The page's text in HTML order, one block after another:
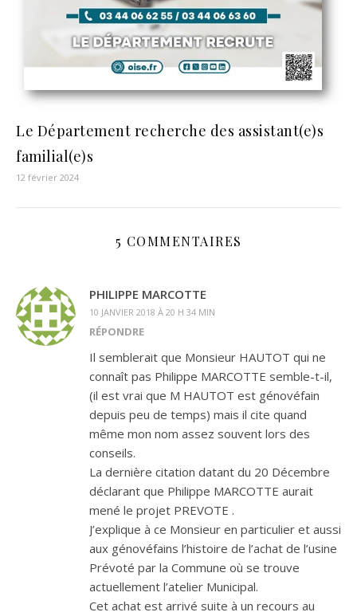
Le Département recherche des assistant(e)s
familial(e)s
12 février 2024
5 COMMENTAIRES
PHILIPPE MARCOTTE
10 JANVIER 2018 À 20 H 34 MIN
RÉPONDRE
Il semblerait que Monsieur HAUTOT qui ne
connaît pas Philippe MARCOTTE semble-t-il,
(il est vrai que M HAUTOT est génovéfain
depuis peu de temps) mais il cite quand
même mon nom assez souvent lors des
conseils.
La dernière citation datant du 20 Décembre
déclarant que Philippe MARCOTTE aurait
mené le projet PREVOTE .
J’explique à ce Monsieur en particulier et aussi
aux génovéfains l’histoire de l’achat de l’usine
Prévoté par la Commune où se trouve
actuellement l’atelier Municipal.
Cet achat est arrivé suite à un recours au